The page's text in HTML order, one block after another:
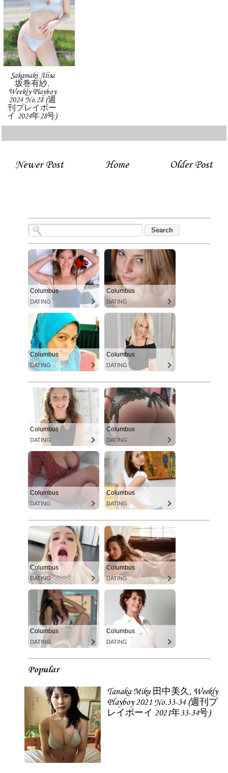
Sakamaki Alisa
坂巻有紗,
Weekly Playboy
2024 No.28 (週
刊プレイボー
イ 2024年28号)
Newer Post Older Post
Home
Columbus
DATING
Columbus
DATING
Columbus
DATING
Columbus
DATING
Columbus
DATING
Columbus
DATING
Columbus
DATING
Columbus
DATING
Columbus
DATING
Columbus
DATING
Columbus
DATING
Columbus
DATING
Popular
Tanaka Miku 田中美久, Weekly
Playboy 2021 No.33-34 (週刊プ
レイボーイ 2021年33-34号)